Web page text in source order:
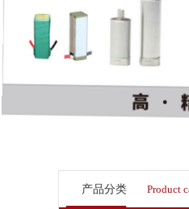
产品分类 Product